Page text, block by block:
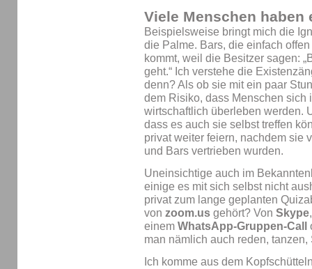
Viele Menschen
Beispielsweise bringt mich die
die Palme. Bars, die einfach
kommt, weil die Besitzer sagen:
geht.“ Ich verstehe die
denn? Als ob sie mit ein paar
dem Risiko, dass Menschen
wirtschaftlich überleben werden.
dass es auch sie selbst treffen
privat weiter feiern, nachdem sie
und Bars vertrieben wurden.
Uneinsichtige auch im
einige es mit sich selbst nicht
privat zum lange geplanten
von zoom.us gehört? Von Skype
einem WhatsApp-Gruppen-Call
man nämlich auch reden,
Ich komme aus dem